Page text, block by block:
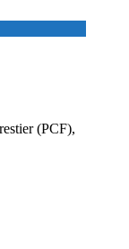
(PCF),